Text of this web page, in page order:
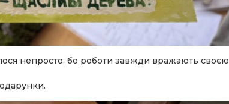
непросто, бо роботи завжди вражають своєю